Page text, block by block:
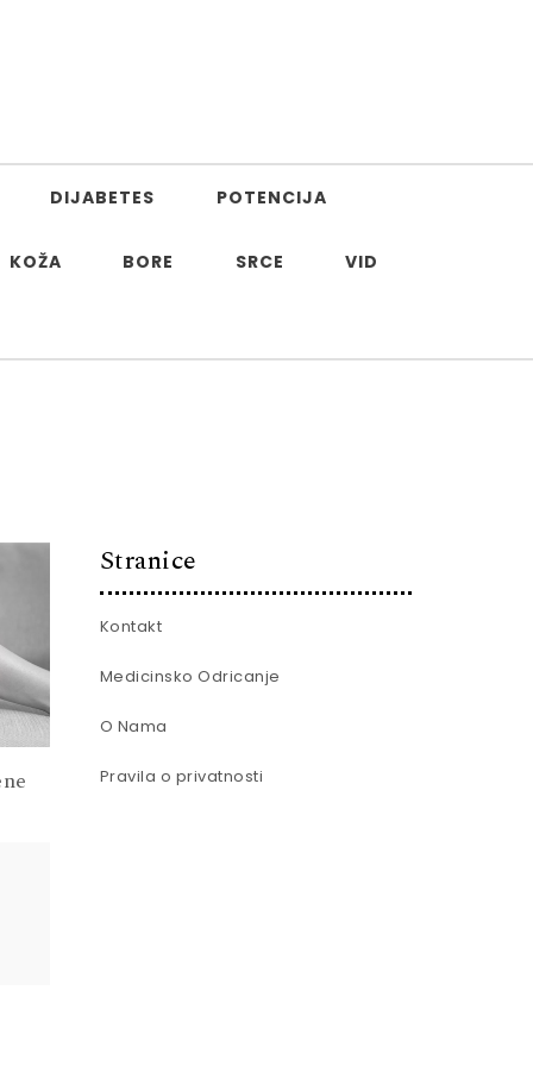
DIJABETES POTENCIJA
KOŽA BORE SRCE VID
Stranice
Kontakt
Medicinsko Odricanje
O Nama
Pravila o privatnosti